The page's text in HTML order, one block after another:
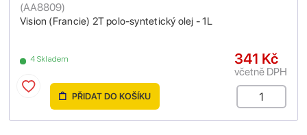
Vision (Francie) 2T polo-syntetický olej - 1L
(AA8809)
4 Skladem 341 Kč
včetně DPH
PŘIDAT DO KOŠÍKU